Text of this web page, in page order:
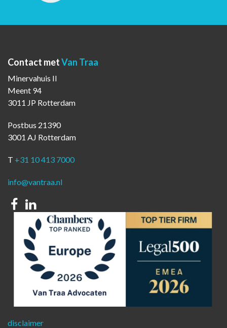
Contact metVan Traa
Minervahuis II
Meent 94
3011 JP Rotterdam
Postbus 21390
3001 AJ Rotterdam
T +31 10 413 7000
info@vantraa.nl
Facebook
Linkedin
disclaimer